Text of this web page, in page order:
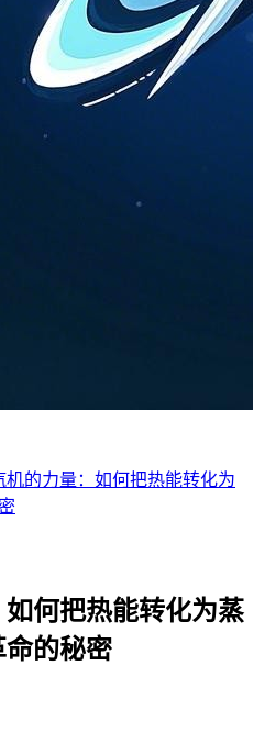
机的力量：如何把热能转化为
何把热能转化为蒸
的秘密